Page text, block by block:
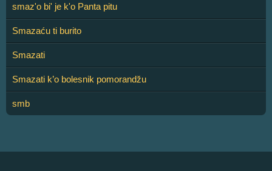
smaz'o bi' je k'o Panta pitu
Smazaću ti burito
Smazati
Smazati k’o bolesnik pomorandžu
smb